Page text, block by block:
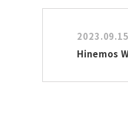
2023.09.15
Hinemos